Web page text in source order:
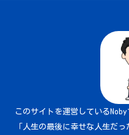
このサイトを運営しているNoby
「人生の最後に幸せな人生だ